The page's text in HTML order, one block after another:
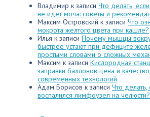
Владимир к записи Что делать,
не идет моча: советы и
Максим Островский к записи Что
мокрота желтого цвета при кашле?
Илья к записи Почему мышцы
быстрее устают при дефиците
простыми словами о сложных
Максим к записи Кислородная
заправки баллонов цена и качество
современных технологий
Адам Борисов к записи Что делать,
воспалился лимфоузел на челюсти?